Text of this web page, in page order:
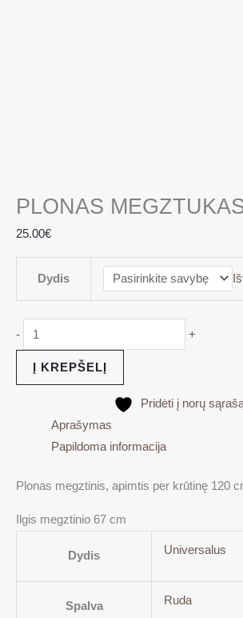
PLONAS
25.00€
Dydis
- +
Į KREPŠELĮ
Pridėti į norų
Aprašymas
Papildoma informacija
Plonas megztinis, apimtis per krūtinę 120
Ilgis megztinio 67 cm
Dydis Universalus
Spalva Ruda